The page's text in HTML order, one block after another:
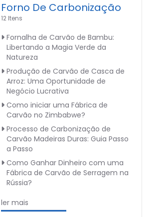
Forno De Carbonização
12 Itens
Fornalha de Carvão de Bambu:
Libertando a Magia Verde da
Natureza
Produção de Carvão de Casca de
Arroz: Uma Oportunidade de
Negócio Lucrativa
Como iniciar uma Fábrica de
Carvão no Zimbabwe?
Processo de Carbonização de
Carvão Madeiras Duras: Guia Passo
a Passo
Como Ganhar Dinheiro com uma
Fábrica de Carvão de Serragem na
Rússia?
ler mais